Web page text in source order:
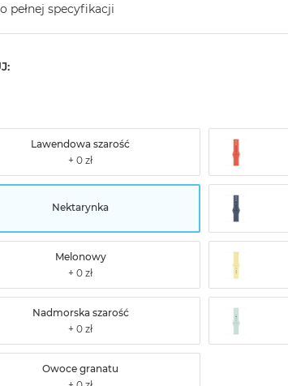
pełnej specyfikacji
Lawendowa szarość
Nektarynka
Melonowy
Nadmorska szarość
Owoce granatu